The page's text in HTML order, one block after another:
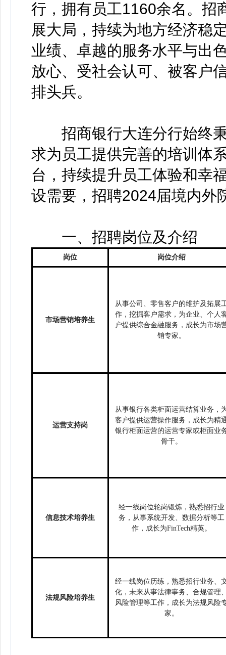
行，拥有员工1160余名。招
展大局，持续为地方经济稳
业绩、卓越的服务水平与出
放心、受社会认可、被客户
排头兵。
招商银行大连分行始终秉
求为员工提供完善的培训体
台，持续提升员工体验和幸
设需要，招聘2024届境内外
一、招聘岗位及介绍
岗位 岗位介绍
市场营销培养生
从事公司、零售客户的维护及拓展
作，挖掘客户需求，为企业、个人
户提供综合金融服务，成长为市场
销专家。
运营支持岗
从事银行各类柜面运营结算业务，
客户提供运营操作服务，成长为精
银行柜面运营的运营专家或柜面业
骨干。
信息技术培养生
经一线岗位轮岗锻炼，熟悉招行业
务，从事系统开发、数据分析等工
作，成长为FinTech精英。
法规风险培养生
经一线岗位历练，熟悉招行业务、
化，未来从事法律事务、合规管理
风险管理等工作，成长为法规风险
家。